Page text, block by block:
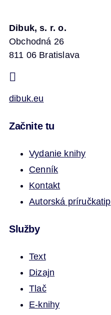
Dibuk, s. r. o.
Obchodná 26
811 06 Bratislava
dibuk.eu
Začnite tu
Vydanie knihy
Cenník
Kontakt
Autorská príručkatip
Služby
Text
Dizajn
Tlač
E-knihy